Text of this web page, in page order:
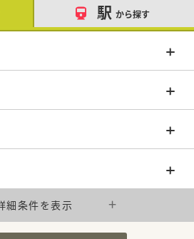
駅 から探す
細条件を表示